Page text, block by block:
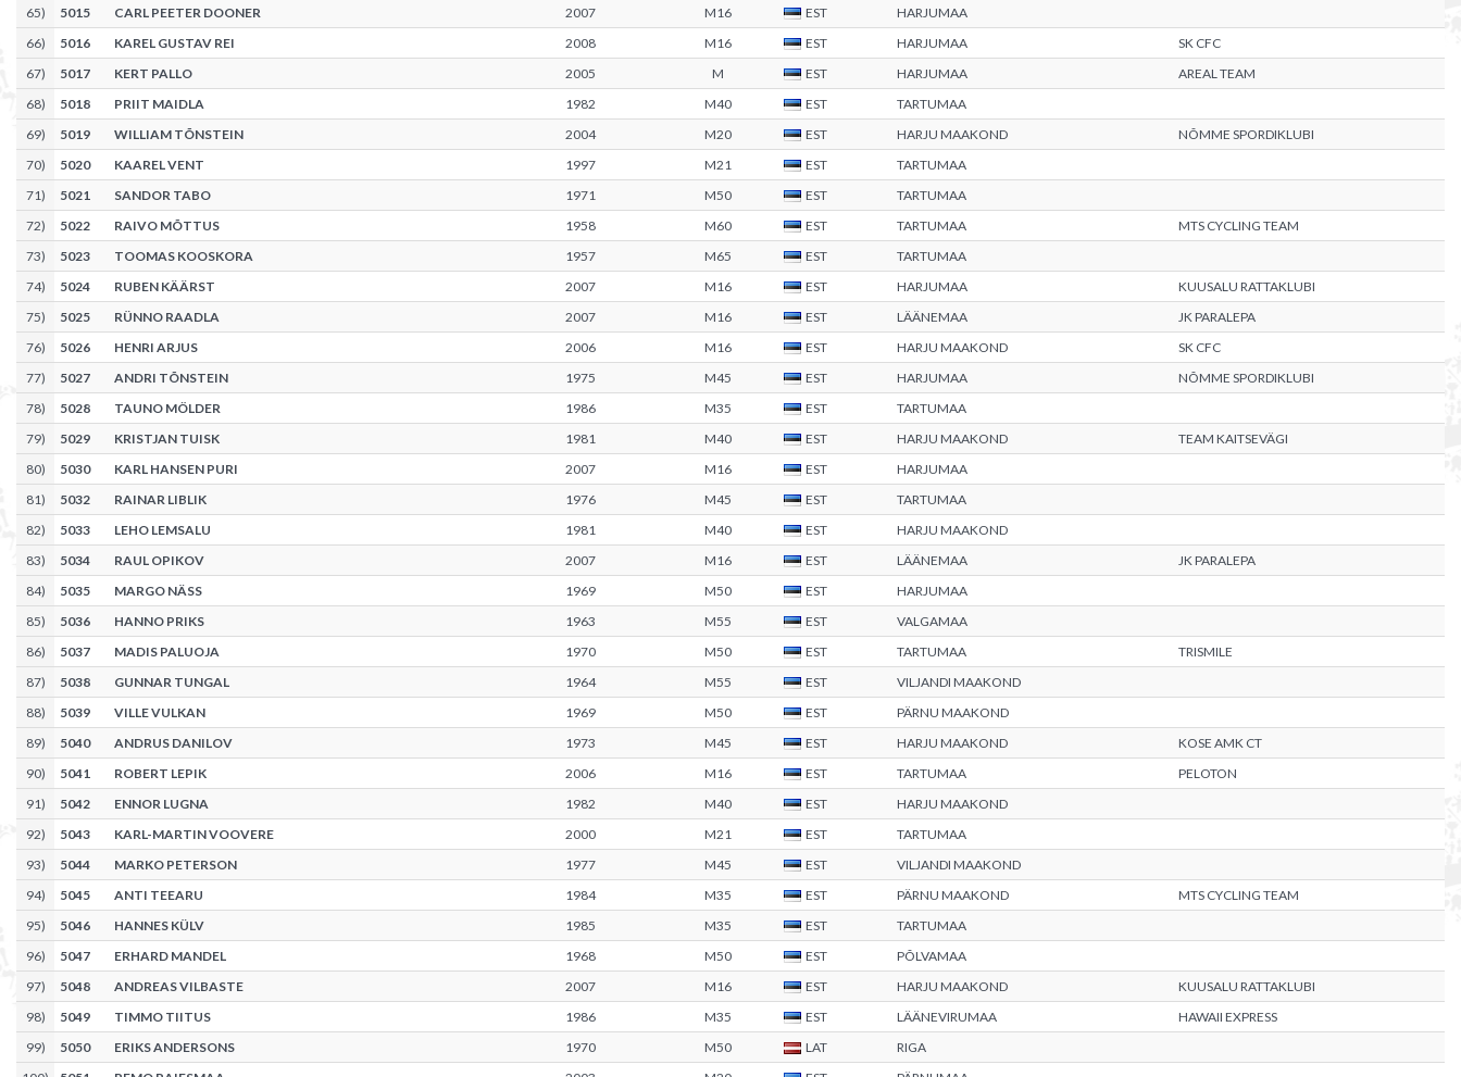
65) 5015 CARL PEETER DOONER 2007 M16 EST
HARJUMAA
66) 5016 KAREL GUSTAV REI 2008 M16 EST HARJUMAA
SK CFC
67) 5017 KERT PALLO 2005 M EST HARJUMAA
AREAL TEAM
68) 5018 PRIIT MAIDLA 1982 M40 EST
TARTUMAA
69) 5019 WILLIAM TÕNSTEIN 2004 M20 EST HARJU MAAKOND
NÕMME SPORDIKLUBI
70) 5020 KAAREL VENT 1997 M21 EST
TARTUMAA
71) 5021 SANDOR TABO 1971 M50 EST
TARTUMAA
72) 5022 RAIVO MÕTTUS 1958 M60 EST TARTUMAA
MTS CYCLING TEAM
73) 5023 TOOMAS KOOSKORA 1957 M65 EST
TARTUMAA
74) 5024 RUBEN KÄÄRST 2007 M16 EST HARJUMAA
KUUSALU RATTAKLUBI
75) 5025 RÜNNO RAADLA 2007 M16 EST LÄÄNEMAA
JK PARALEPA
76) 5026 HENRI ARJUS 2006 M16 EST HARJU MAAKOND
SK CFC
77) 5027 ANDRI TÕNSTEIN 1975 M45 EST HARJUMAA
NÕMME SPORDIKLUBI
78) 5028 TAUNO MÖLDER 1986 M35 EST
TARTUMAA
79) 5029 KRISTJAN TUISK 1981 M40 EST HARJU MAAKOND
TEAM KAITSEVÄGI
80) 5030 KARL HANSEN PURI 2007 M16 EST
HARJUMAA
81) 5032 RAINAR LIBLIK 1976 M45 EST
TARTUMAA
82) 5033 LEHO LEMSALU 1981 M40 EST
HARJU MAAKOND
83) 5034 RAUL OPIKOV 2007 M16 EST LÄÄNEMAA
JK PARALEPA
84) 5035 MARGO NÄSS 1969 M50 EST
HARJUMAA
85) 5036 HANNO PRIKS 1963 M55 EST
VALGAMAA
86) 5037 MADIS PALUOJA 1970 M50 EST TARTUMAA
TRISMILE
87) 5038 GUNNAR TUNGAL 1964 M55 EST
VILJANDI MAAKOND
88) 5039 VILLE VULKAN 1969 M50 EST
PÄRNU MAAKOND
89) 5040 ANDRUS DANILOV 1973 M45 EST HARJU MAAKOND
KOSE AMK CT
90) 5041 ROBERT LEPIK 2006 M16 EST TARTUMAA
PELOTON
91) 5042 ENNOR LUGNA 1982 M40 EST
HARJU MAAKOND
92) 5043 KARL-MARTIN VOOVERE 2000 M21 EST
TARTUMAA
93) 5044 MARKO PETERSON 1977 M45 EST
VILJANDI MAAKOND
94) 5045 ANTI TEEARU 1984 M35 EST PÄRNU MAAKOND
MTS CYCLING TEAM
95) 5046 HANNES KÜLV 1985 M35 EST
TARTUMAA
96) 5047 ERHARD MANDEL 1968 M50 EST
PÕLVAMAA
97) 5048 ANDREAS VILBASTE 2007 M16 EST HARJU MAAKOND
KUUSALU RATTAKLUBI
98) 5049 TIMMO TIITUS 1986 M35 EST LÄÄNEVIRUMAA
HAWAII EXPRESS
99) 5050 ERIKS ANDERSONS 1970 M50 LAT
RIGA